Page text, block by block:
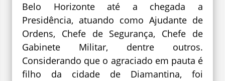
Belo Horizonte até a chegada a
Presidência, atuando como Ajudante de
Ordens, Chefe de Segurança, Chefe de
Gabinete Militar, dentre outros.
Considerando que o agraciado em pauta é
filho da cidade de Diamantina, foi